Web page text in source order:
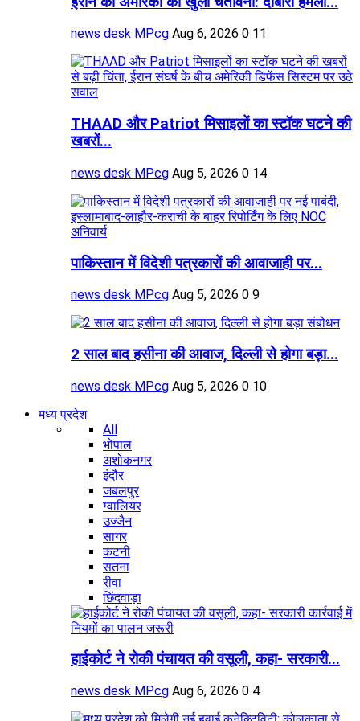
news desk MPcg Aug 6, 2026 0 11
THAAD और Patriot मिसाइलों का स्टॉक घटने की
खबरों...
news desk MPcg Aug 5, 2026 0 14
पाकिस्तान में विदेशी पत्रकारों की आवाजाही पर...
news desk MPcg Aug 5, 2026 0 9
2 साल बाद हसीना की आवाज, दिल्ली से होगा बड़ा...
news desk MPcg Aug 5, 2026 0 10
मध्य प्रदेश
All
भोपाल
अशोकनगर
इंदौर
जबलपुर
ग्वालियर
उज्जैन
सागर
कटनी
सतना
रीवा
छिंदवाड़ा
हाईकोर्ट ने रोकी पंचायत की वसूली, कहा- सरकारी...
news desk MPcg Aug 6, 2026 0 4